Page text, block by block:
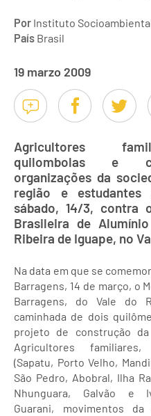
Por Instituto
País Brasil
19 marzo 2009
Agricultores
quilombolas e
organizações da
região e
sábado, 14/3, contra
Brasileira de
Ribeira de Iguape, no
Na data em que se
Barragens, 14 de março, o
Barragens, do Vale do
caminhada de dois
projeto de construção
Agricultores familiares,
(Sapatu, Porto Velho,
São Pedro, Abobral, Ilha
Nhunguara, Galvão e
Guarani, movimentos